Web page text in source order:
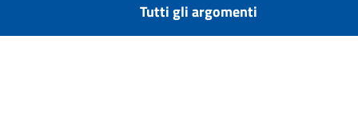
Tutti gli argomenti